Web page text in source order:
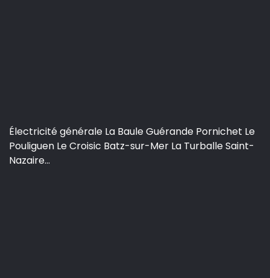
Électricité générale La Baule Guérande Pornichet Le
Pouliguen Le Croisic Batz-sur-Mer La Turballe Saint-
Nazaire...